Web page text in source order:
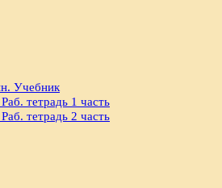
Учебник
тетрадь 1 часть
тетрадь 2 часть